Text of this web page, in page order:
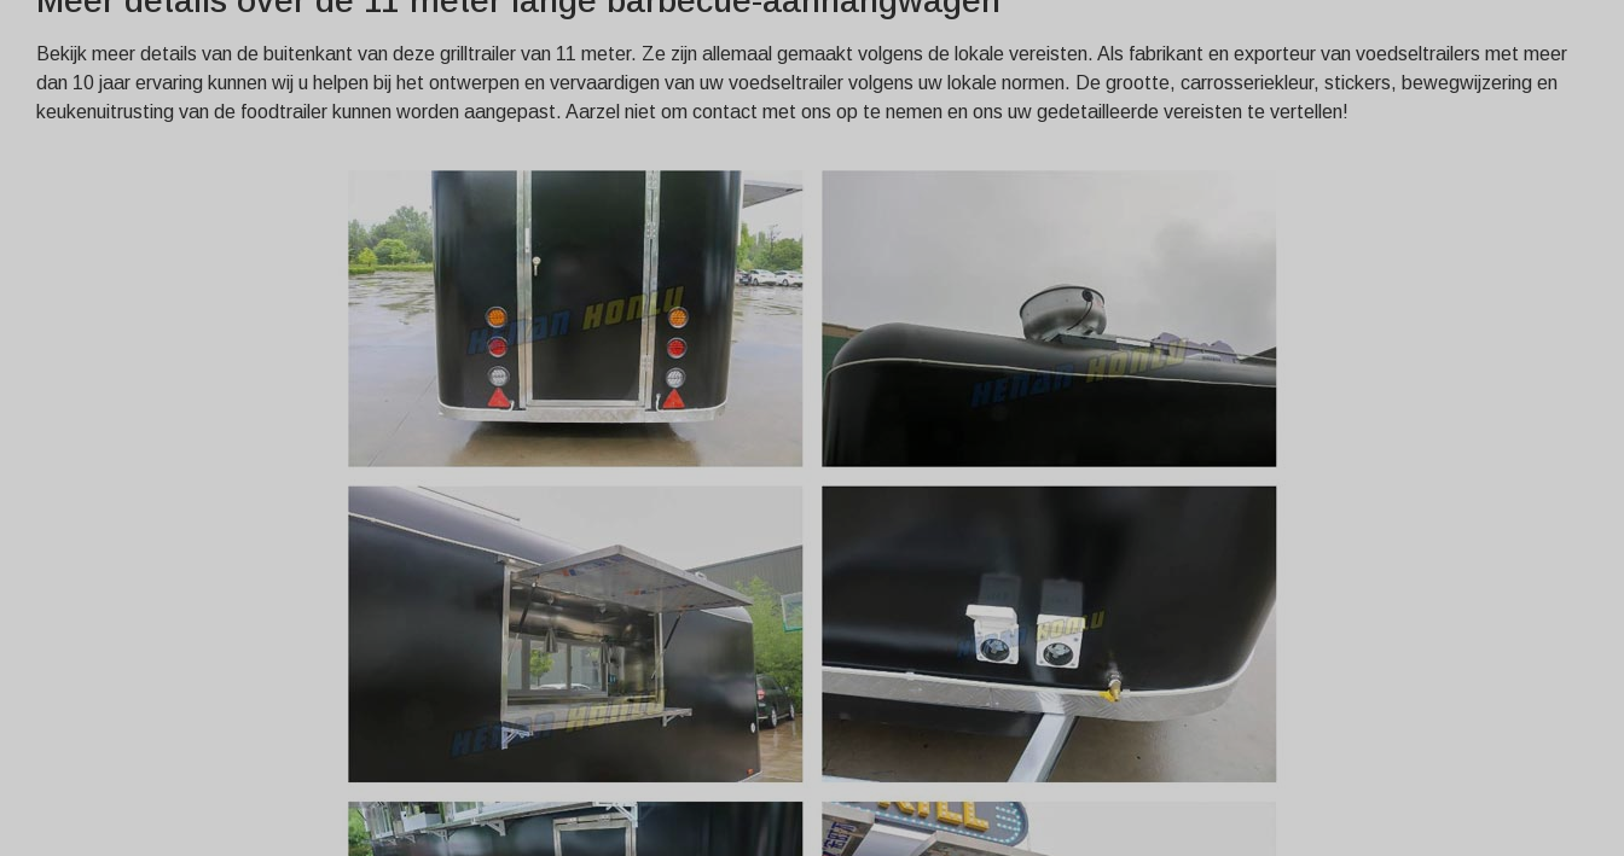
Bekijk meer details van de buitenkant van deze grilltrailer van 11 meter. Ze zijn allemaal gemaakt volgens de lokale vereisten. Als fabrikant en exporteur van voedseltrailers met meer
dan 10 jaar ervaring kunnen wij u helpen bij het ontwerpen en vervaardigen van uw voedseltrailer volgens uw lokale normen. De grootte, carrosseriekleur, stickers, bewegwijzering en
keukenuitrusting van de foodtrailer kunnen worden aangepast. Aarzel niet om contact met ons op te nemen en ons uw gedetailleerde vereisten te vertellen!